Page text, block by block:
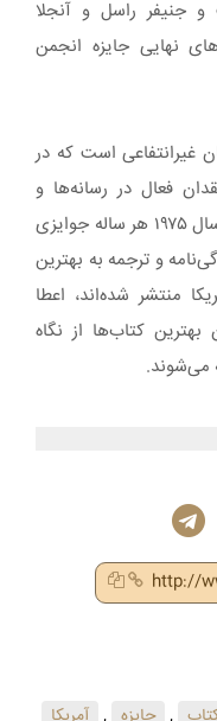
جنیفر راسل و آنجلا
نهایی جایزه‌ انجمن
غیرانتفاعی است که در
فعال در رسانه‌ها و
صنعت نشر تاسیس شد. این انجمن از سال ۱۹۷۵ هر ساله جوایزی
و ترجمه به بهترین
منتشر شده‌اند، اعطا
بهترین کتاب‌ها از نگاه
می‌شوند.
http://